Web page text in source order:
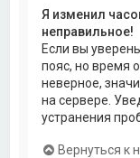
Я изменил
неправильное!
Если вы
пояс, но время
неверное,
на сервере.
устранения
Вернуться к